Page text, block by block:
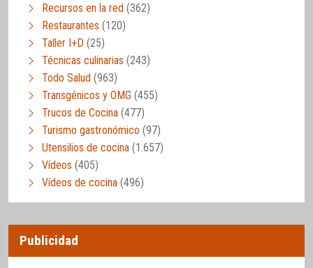
Recursos en la red (362)
Restaurantes (120)
Taller I+D (25)
Técnicas culinarias (243)
Todo Salud (963)
Transgénicos y OMG (455)
Trucos de Cocina (477)
Turismo gastronómico (97)
Utensilios de cocina (1.657)
Vídeos (405)
Vídeos de cocina (496)
Publicidad